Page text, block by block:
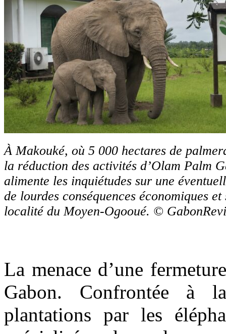
À Makouké, où 5 000 hectares de
la réduction des activités d’Olam Palm
alimente les inquiétudes sur une
de lourdes conséquences économiques
localité du Moyen-Ogooué. ©
La menace d’une
Gabon. Confrontée à
plantations par les